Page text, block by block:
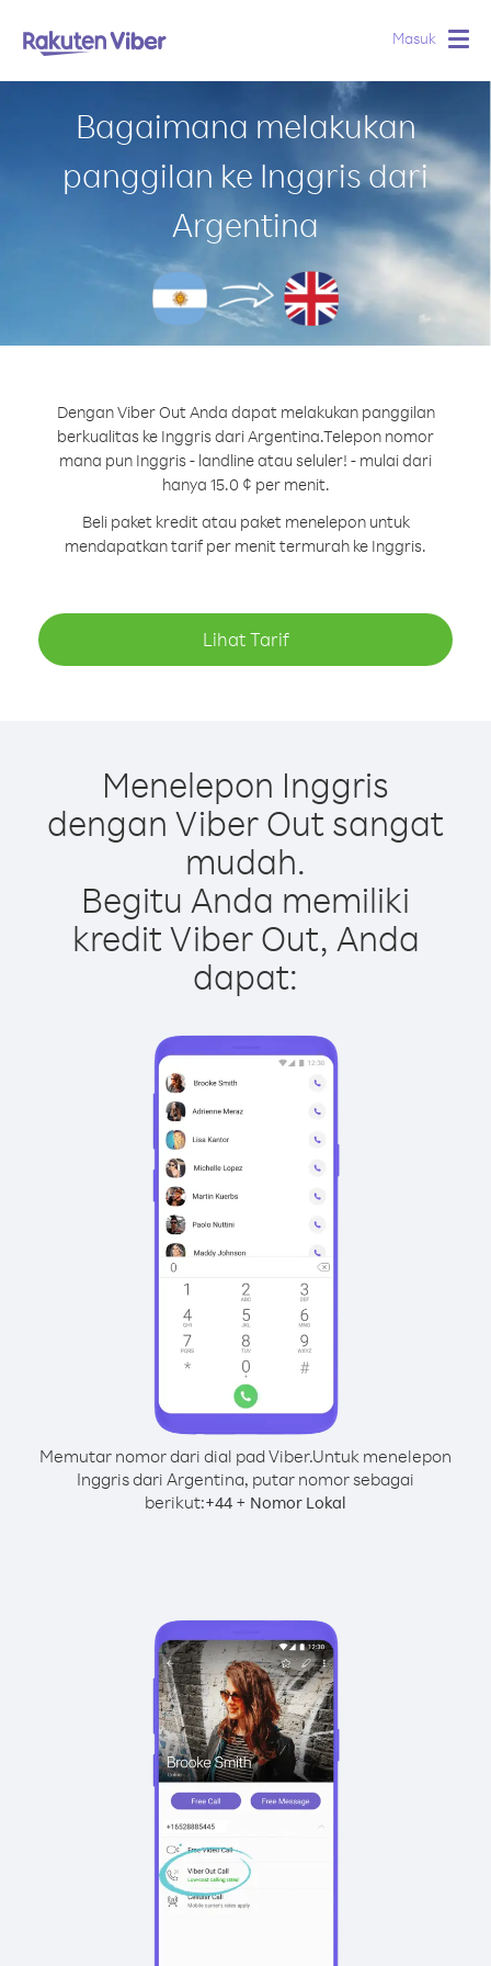
Masuk
Bagaimana melakukan
panggilan ke Inggris dari
Argentina
Dengan Viber Out Anda dapat melakukan panggilan
berkualitas ke Inggris dari Argentina.Telepon nomor
mana pun Inggris - landline atau seluler! - mulai dari
hanya 15.0 ¢ per menit.
Beli paket kredit atau paket menelepon untuk
mendapatkan tarif per menit termurah ke Inggris.
Lihat Tarif
Menelepon Inggris
dengan Viber Out sangat
mudah.
Begitu Anda memiliki
kredit Viber Out, Anda
dapat:
Memutar nomor dari dial pad Viber.Untuk menelepon
Inggris dari Argentina, putar nomor sebagai
berikut:+44 + Nomor Lokal